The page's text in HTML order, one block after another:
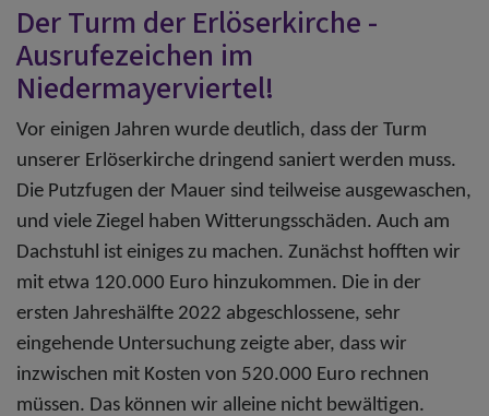
Der Turm der Erlöserkirche -
Ausrufezeichen im
Niedermayerviertel!
Vor einigen Jahren wurde deutlich, dass der Turm
unserer Erlöserkirche dringend saniert werden muss.
Die Putzfugen der Mauer sind teilweise ausgewaschen,
und viele Ziegel haben Witterungsschäden. Auch am
Dachstuhl ist einiges zu machen. Zunächst hofften wir
mit etwa 120.000 Euro hinzukommen. Die in der
ersten Jahreshälfte 2022 abgeschlossene, sehr
eingehende Untersuchung zeigte aber, dass wir
inzwischen mit Kosten von 520.000 Euro rechnen
müssen. Das können wir alleine nicht bewältigen.